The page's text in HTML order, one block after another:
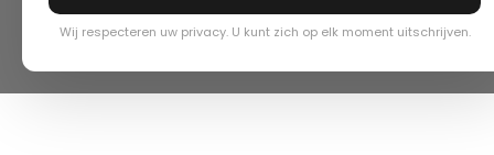
Wij respecteren uw privacy. U kunt zich op elk moment uitschrijven.